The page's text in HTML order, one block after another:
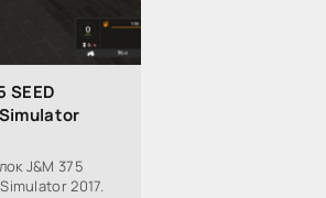
SEED
J&M 375
2017.